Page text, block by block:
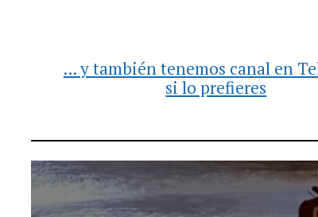
... y también tenemos canal en
si lo prefieres